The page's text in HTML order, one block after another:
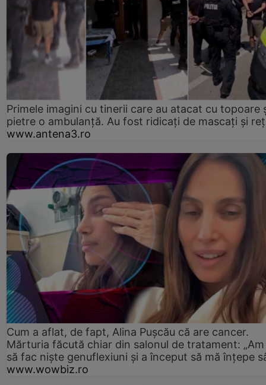
Primele imagini cu tinerii care au atacat cu topoare
pietre o ambulanță. Au fost ridicați de mascați și
www.antena3.ro
Cum a aflat, de fapt, Alina Pușcău că are cancer.
Mărturia făcută chiar din salonul de tratament:
să fac niște genuflexiuni și a început să mă înțepe
www.wowbiz.ro